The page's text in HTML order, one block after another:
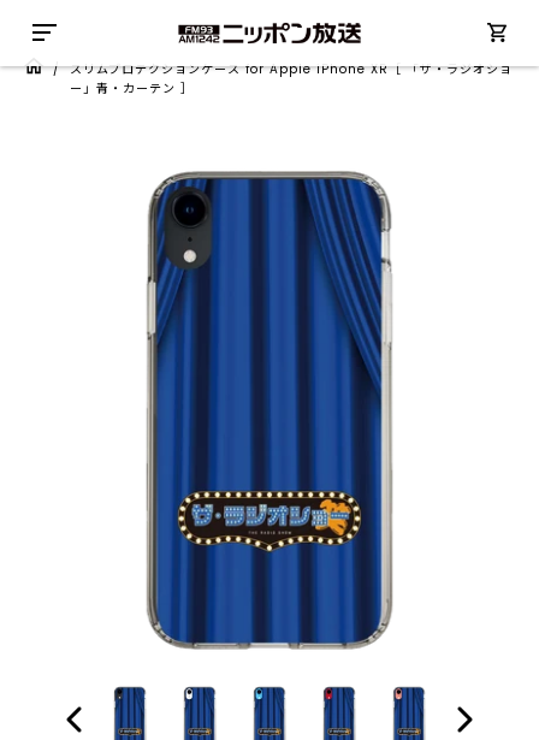
/スリムプロテクションケース for Apple iPhone XR［ 「ザ・ラジオショ
ー」青・カーテン ］